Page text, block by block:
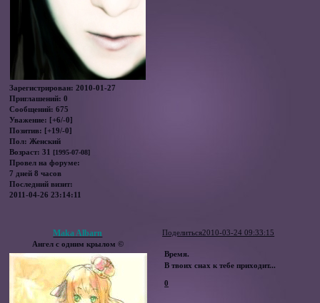
Зарегистрирован: 2010-01-27
Приглашений: 0
Сообщений: 675
Уважение: [+6/-0]
Позитив: [+19/-0]
Пол: Женский
Возраст: 31 [1995-07-08]
Провел на форуме:
7 дней 8 часов
Последний визит:
2011-04-26 23:14:11
Поделиться2010-03-24 09:33:15
Maka Albarn
Ангел с одним крылом ©
Время.
В твоих снах к тебе приходит...
0